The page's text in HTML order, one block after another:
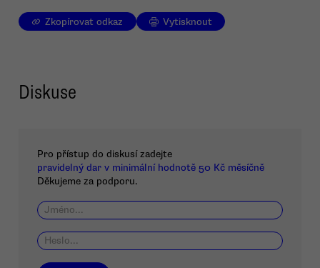
Zkopírovat odkaz Vytisknout
Diskuse
Pro přístup do diskusí zadejte
pravidelný dar v minimální hodnotě 50 Kč měsíčně
Děkujeme za podporu.